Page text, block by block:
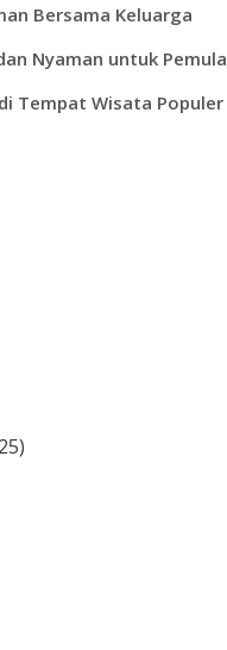
Bersama Keluarga
Nyaman untuk Pemula
Tempat Wisata Populer